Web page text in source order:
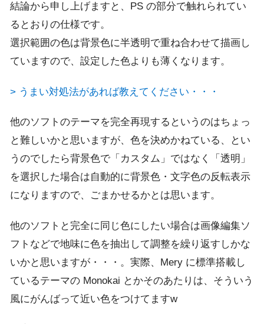
結論から申し上げますと、PS の部分で触れられてい
るとおりの仕様です。
選択範囲の色は背景色に半透明で重ね合わせて描画し
ていますので、設定した色よりも薄くなります。
> うまい対処法があれば教えてください・・・
他のソフトのテーマを完全再現するというのはちょっ
と難しいかと思いますが、色を決めかねている、とい
うのでしたら背景色で「カスタム」ではなく「透明」
を選択した場合は自動的に背景色・文字色の反転表示
になりますので、ごまかせるかとは思います。
他のソフトと完全に同じ色にしたい場合は画像編集ソ
フトなどで地味に色を抽出して調整を繰り返すしかな
いかと思いますが・・・。実際、Mery に標準搭載し
ているテーマの Monokai とかそのあたりは、そういう
風にがんばって近い色をつけてますw